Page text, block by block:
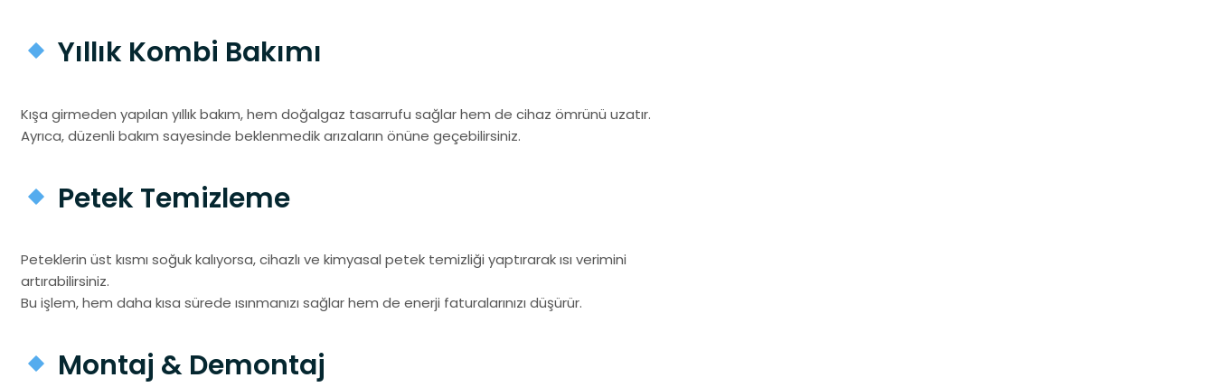
Yıllık Kombi Bakımı
Kışa girmeden yapılan yıllık bakım, hem doğalgaz tasarrufu sağlar hem de cihaz ömrünü uzatır.
Ayrıca, düzenli bakım sayesinde beklenmedik arızaların önüne geçebilirsiniz.
Petek Temizleme
Peteklerin üst kısmı soğuk kalıyorsa, cihazlı ve kimyasal petek temizliği yaptırarak ısı verimini
artırabilirsiniz.
Bu işlem, hem daha kısa sürede ısınmanızı sağlar hem de enerji faturalarınızı düşürür.
Montaj & Demontaj